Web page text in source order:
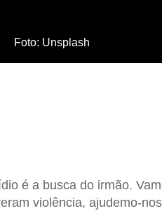
Foto: Unsplash
é a busca do irmão.
violência, ajudemo-